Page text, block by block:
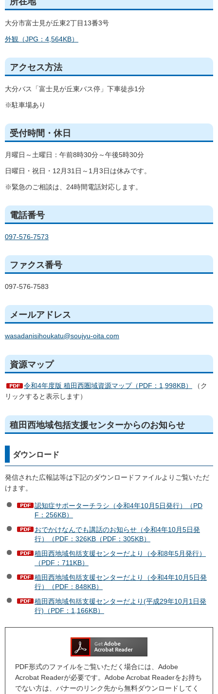
大分市富士見が丘東2丁目13番3号
外観（JPG：4,564KB）
アクセス方法
大分バス「富士見が丘東バス停」下車徒歩1分
※駐車場あり
受付時間・休日
月曜日～土曜日：午前8時30分～午後5時30分
日曜日・祝日・12月31日～1月3日は休みです。
※緊急のご相談は、24時間電話対応します。
電話番号
097-576-7573
ファクス番号
097-576-7583
メールアドレス
wasadanisihoukatu@soujyu-oita.com
資源マップ
令和4年度版 稙田西圏域資源マップ（PDF：1,998KB）
（ク
リックすると表示します）
稙田西地域包括支援センターからのお知らせ
ダウンロード
発信された広報誌等は下記のダウンロードファイルよりご覧いただ
けます。
認知症サポーターチラシ（令和4年10月5日発行）（PD
F：256KB）
おでかけなんでも講話のお知らせ（令和4年10月5日発
行）（PDF：326KB（PDF：305KB）
稙田西地域包括支援センターだより（令和8年5月発行）
（PDF：711KB）
稙田西地域包括支援センターだより（令和4年10月5日発
行）（PDF：848KB）
稙田西地域包括支援センターだより(平成29年10月1日発
行)（PDF：1,166KB）
PDF形式のファイルをご覧いただく場合には、Adobe
Acrobat Readerが必要です。Adobe Acrobat Readerをお持ち
でない方は、バナーのリンク先から無料ダウンロードしてく